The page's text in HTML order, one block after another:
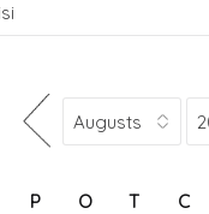
P O T C